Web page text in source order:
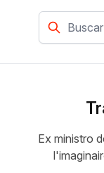
Ex ministro